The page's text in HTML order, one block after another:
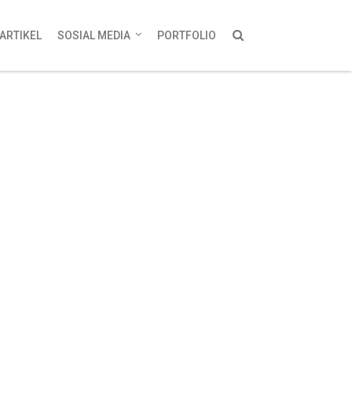
ARTIKEL SOSIAL MEDIA PORTFOLIO